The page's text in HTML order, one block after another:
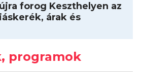
forog Keszthelyen az
árak és
programok